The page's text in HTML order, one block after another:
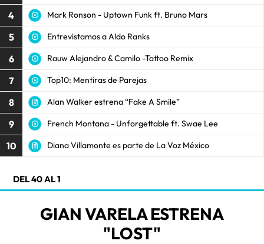
4 Mark Ronson - Uptown Funk ft. Bruno Mars
5 Entrevistamos a Aldo Ranks
6 Rauw Alejandro & Camilo -Tattoo Remix
7 Top10: Mentiras de Parejas
8 Alan Walker estrena “Fake A Smile”
9 French Montana - Unforgettable ft. Swae Lee
10 Diana Villamonte es parte de La Voz México
DEL 40 AL 1
GIAN VARELA ESTRENA
"LOST"